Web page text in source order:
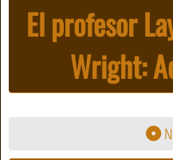
El profesor
Wright: